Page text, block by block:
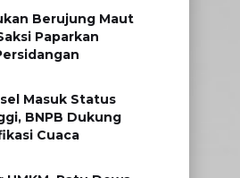
Berujung Maut
Paparkan
Masuk Status
BNPB Dukung
Cuaca